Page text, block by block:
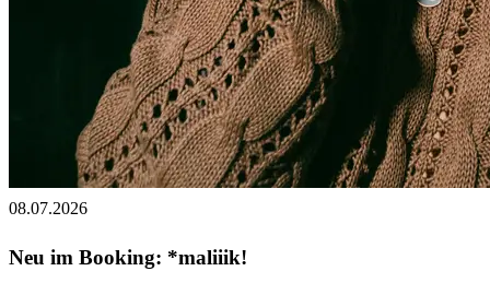
08.07.2026
Neu im Booking: *maliiik!